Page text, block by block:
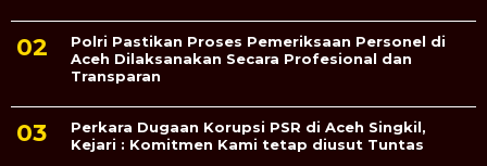
Polri Pastikan Proses Pemeriksaan Personel di
Aceh Dilaksanakan Secara Profesional dan
Transparan
Perkara Dugaan Korupsi PSR di Aceh Singkil,
Kejari : Komitmen Kami tetap diusut Tuntas